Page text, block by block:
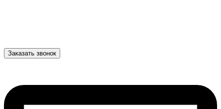
Заказать звонок